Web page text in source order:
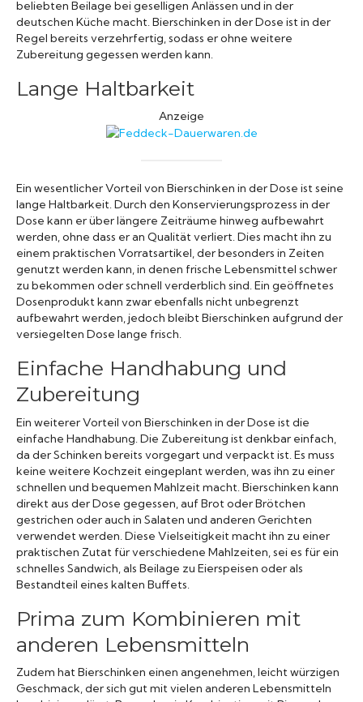
beliebten Beilage bei geselligen Anlässen und in der
deutschen Küche macht. Bierschinken in der Dose ist in der
Regel bereits verzehrfertig, sodass er ohne weitere
Zubereitung gegessen werden kann.
Lange Haltbarkeit
Anzeige
Ein wesentlicher Vorteil von Bierschinken in der Dose ist seine
lange Haltbarkeit. Durch den Konservierungsprozess in der
Dose kann er über längere Zeiträume hinweg aufbewahrt
werden, ohne dass er an Qualität verliert. Dies macht ihn zu
einem praktischen Vorratsartikel, der besonders in Zeiten
genutzt werden kann, in denen frische Lebensmittel schwer
zu bekommen oder schnell verderblich sind. Ein geöffnetes
Dosenprodukt kann zwar ebenfalls nicht unbegrenzt
aufbewahrt werden, jedoch bleibt Bierschinken aufgrund der
versiegelten Dose lange frisch.
Einfache Handhabung und
Zubereitung
Ein weiterer Vorteil von Bierschinken in der Dose ist die
einfache Handhabung. Die Zubereitung ist denkbar einfach,
da der Schinken bereits vorgegart und verpackt ist. Es muss
keine weitere Kochzeit eingeplant werden, was ihn zu einer
schnellen und bequemen Mahlzeit macht. Bierschinken kann
direkt aus der Dose gegessen, auf Brot oder Brötchen
gestrichen oder auch in Salaten und anderen Gerichten
verwendet werden. Diese Vielseitigkeit macht ihn zu einer
praktischen Zutat für verschiedene Mahlzeiten, sei es für ein
schnelles Sandwich, als Beilage zu Eierspeisen oder als
Bestandteil eines kalten Buffets.
Prima zum Kombinieren mit
anderen Lebensmitteln
Zudem hat Bierschinken einen angenehmen, leicht würzigen
Geschmack, der sich gut mit vielen anderen Lebensmitteln